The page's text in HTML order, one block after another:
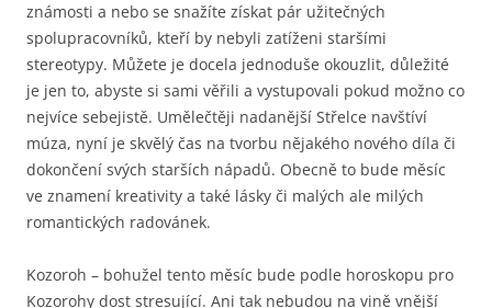
známosti a nebo se snažíte získat pár užitečných
spolupracovníků, kteří by nebyli zatíženi staršími
stereotypy. Můžete je docela jednoduše okouzlit, důležité
je jen to, abyste si sami věřili a vystupovali pokud možno co
nejvíce sebejistě. Umělečtěji nadanější Střelce navštíví
múza, nyní je skvělý čas na tvorbu nějakého nového díla či
dokončení svých starších nápadů. Obecně to bude měsíc
ve znamení kreativity a také lásky či malých ale milých
romantických radovánek.
Kozoroh – bohužel tento měsíc bude podle horoskopu pro
Kozorohy dost stresující. Ani tak nebudou na vině vnější